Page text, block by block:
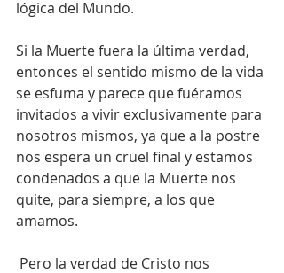
lógica del Mundo.
Si la Muerte fuera la última verdad,
entonces el sentido mismo de la vida
se esfuma y parece que fuéramos
invitados a vivir exclusivamente para
nosotros mismos, ya que a la postre
nos espera un cruel final y estamos
condenados a que la Muerte nos
quite, para siempre, a los que
amamos.